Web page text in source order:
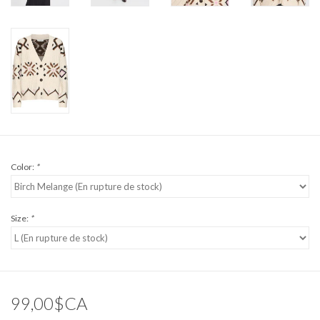
Color: *
Size: *
99,00$CA